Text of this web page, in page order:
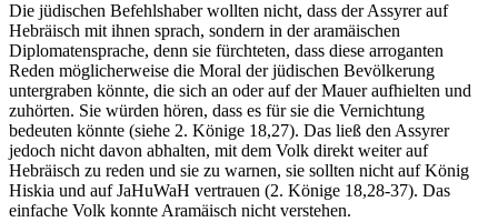
Die jüdischen Befehlshaber wollten nicht, dass der Assyrer auf
Hebräisch mit ihnen sprach, sondern in der aramäischen
Diplomatensprache, denn sie fürchteten, dass diese arroganten
Reden möglicherweise die Moral der jüdischen Bevölkerung
untergraben könnte, die sich an oder auf der Mauer aufhielten und
zuhörten. Sie würden hören, dass es für sie die Vernichtung
bedeuten könnte (siehe 2. Könige 18,27). Das ließ den Assyrer
jedoch nicht davon abhalten, mit dem Volk direkt weiter auf
Hebräisch zu reden und sie zu warnen, sie sollten nicht auf König
Hiskia und auf JaHuWaH vertrauen (2. Könige 18,28-37). Das
einfache Volk konnte Aramäisch nicht verstehen.